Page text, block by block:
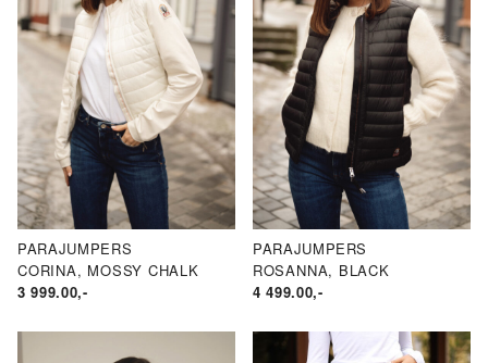
PARAJUMPERS
CORINA, MOSSY CHALK
3 999.00,-
PARAJUMPERS
ROSANNA, BLACK
4 499.00,-